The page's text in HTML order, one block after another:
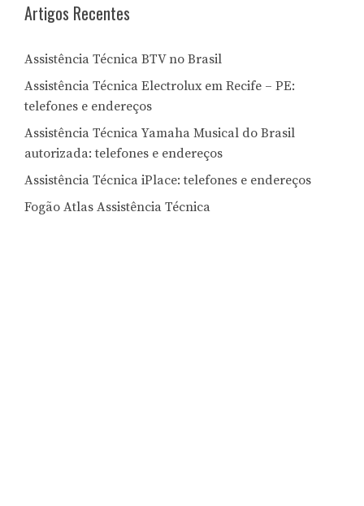
Artigos Recentes
Assistência Técnica BTV no Brasil
Assistência Técnica Electrolux em Recife – PE:
telefones e endereços
Assistência Técnica Yamaha Musical do Brasil
autorizada: telefones e endereços
Assistência Técnica iPlace: telefones e endereços
Fogão Atlas Assistência Técnica